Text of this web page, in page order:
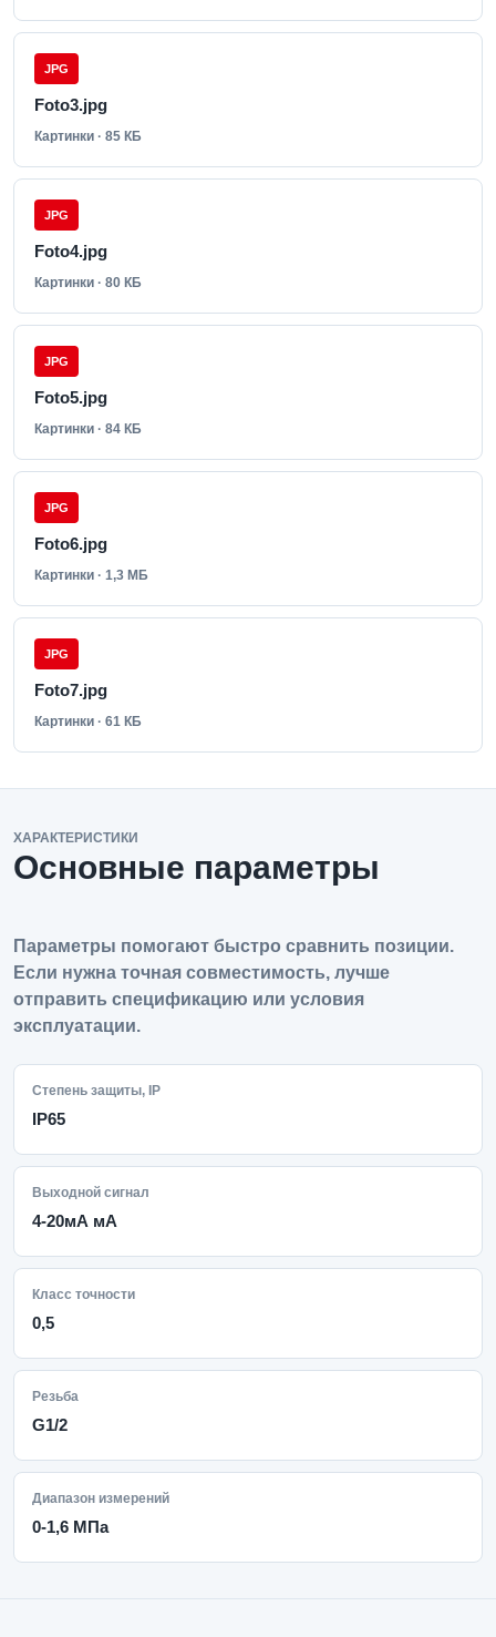
JPG
Foto3.jpg
Картинки · 85 КБ
JPG
Foto4.jpg
Картинки · 80 КБ
JPG
Foto5.jpg
Картинки · 84 КБ
JPG
Foto6.jpg
Картинки · 1,3 МБ
JPG
Foto7.jpg
Картинки · 61 КБ
ХАРАКТЕРИСТИКИ
Основные параметры
Параметры помогают быстро сравнить позиции.
Если нужна точная совместимость, лучше
отправить спецификацию или условия
эксплуатации.
Степень защиты, IP
IP65
Выходной сигнал
4-20мА мА
Класс точности
0,5
Резьба
G1/2
Диапазон измерений
0-1,6 МПа